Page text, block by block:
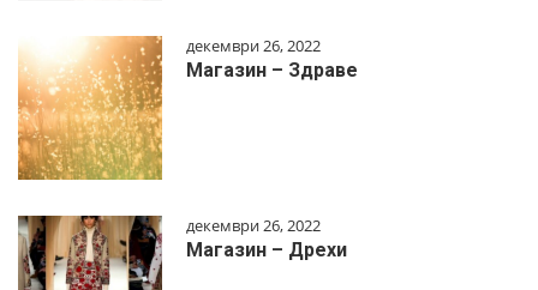
декември 26, 2022
Магазин – Здраве
декември 26, 2022
Магазин – Дрехи